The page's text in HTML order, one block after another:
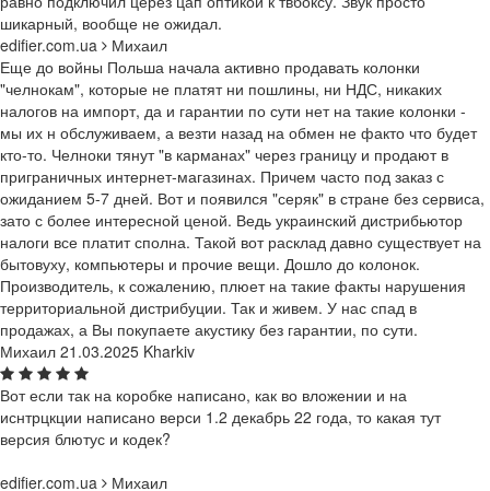
шикарный, вообще не ожидал.
edifier.com.ua
Михаил
Еще до войны Польша начала активно продавать колонки
"челнокам", которые не платят ни пошлины, ни НДС, никаких
налогов на импорт, да и гарантии по сути нет на такие колонки -
мы их н обслуживаем, а везти назад на обмен не факто что будет
кто-то. Челноки тянут "в карманах" через границу и продают в
приграничных интернет-магазинах. Причем часто под заказ с
ожиданием 5-7 дней. Вот и появился "серяк" в стране без сервиса,
зато с более интересной ценой. Ведь украинский дистрибьютор
налоги все платит сполна. Такой вот расклад давно существует на
бытовуху, компьютеры и прочие вещи. Дошло до колонок.
Производитель, к сожалению, плюет на такие факты нарушения
территориальной дистрибуции. Так и живем. У нас спад в
продажах, а Вы покупаете акустику без гарантии, по сути.
Михаил 21.03.2025 Kharkiv
Вот если так на коробке написано, как во вложении и на
иснтрцкции написано верси 1.2 декабрь 22 года, то какая тут
версия блютус и кодек?
edifier.com.ua
Михаил